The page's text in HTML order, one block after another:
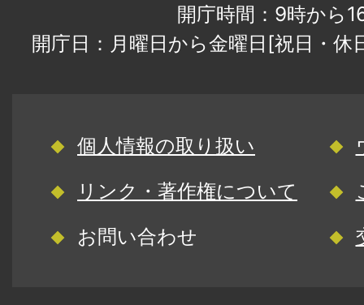
開庁時間：9時から
開庁日：月曜日から金曜日[祝日・
個人情報の取り扱い
リンク・著作権について
お問い合わせ